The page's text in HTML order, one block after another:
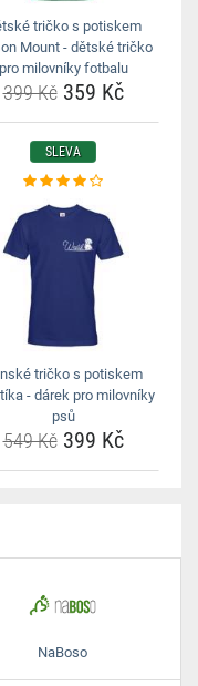
tričko s potiskem
Mount - dětské tričko
pro milovníky fotbalu
399 Kč359 Kč
SLEVA
tričko s potiskem
- dárek pro milovníky
psů
549 Kč399 Kč
NaBoso